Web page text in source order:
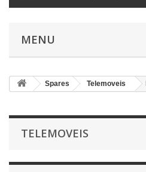
MENU
Spares Telemoveis
TELEMOVEIS